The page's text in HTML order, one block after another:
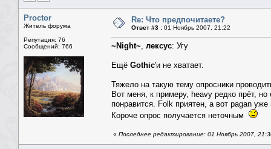
Proctor
Житель форума
Репутация: 76
Сообщений: 766
Re: Что предпочитаете?
Ответ #3 : 01 Ноябрь 2007, 21:22
~Night~, лексус: Угу
Ещё Gothic'и не хватает.
Тяжело на такую тему опросники
Вот меня, к примеру, heavy редко прёт,
понравится. Folk приятен, а вот pagan уже
Короче опрос получается неточным
« Последнее редактирование: 01 Ноябрь 2007,